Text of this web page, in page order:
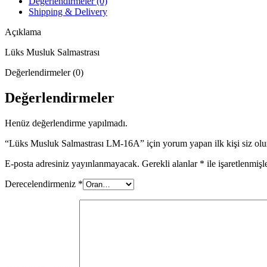
Shipping & Delivery
Açıklama
Lüks Musluk Salmastrası
Değerlendirmeler (0)
Değerlendirmeler
Henüz değerlendirme yapılmadı.
“Lüks Musluk Salmastrası LM-16A” için yorum yapan ilk kişi siz
E-posta adresiniz yayınlanmayacak. Gerekli alanlar * ile
Derecelendirmeniz *